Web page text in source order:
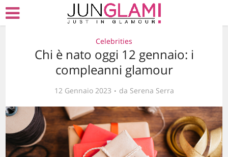
Celebrities
Chi è nato oggi 12 gennaio: i
compleanni glamour
12 Gennaio 2023 da Serena Serra